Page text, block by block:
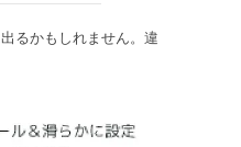
るかもしれません。違